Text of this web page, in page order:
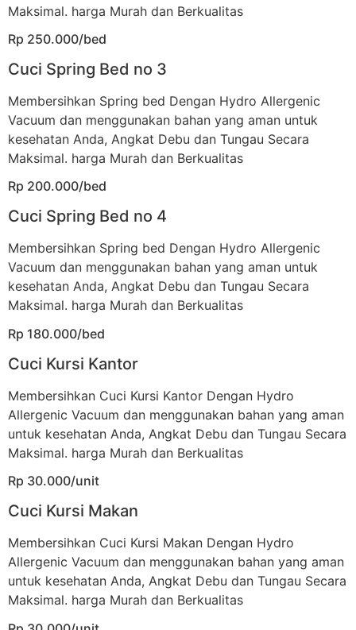
Maksimal. harga Murah dan Berkualitas
Rp 250.000/bed
Cuci Spring Bed no 3
Membersihkan Spring bed Dengan Hydro Allergenic
Vacuum dan menggunakan bahan yang aman untuk
kesehatan Anda, Angkat Debu dan Tungau Secara
Maksimal. harga Murah dan Berkualitas
Rp 200.000/bed
Cuci Spring Bed no 4
Membersihkan Spring bed Dengan Hydro Allergenic
Vacuum dan menggunakan bahan yang aman untuk
kesehatan Anda, Angkat Debu dan Tungau Secara
Maksimal. harga Murah dan Berkualitas
Rp 180.000/bed
Cuci Kursi Kantor
Membersihkan Cuci Kursi Kantor Dengan Hydro
Allergenic Vacuum dan menggunakan bahan yang aman
untuk kesehatan Anda, Angkat Debu dan Tungau Secara
Maksimal. harga Murah dan Berkualitas
Rp 30.000/unit
Cuci Kursi Makan
Membersihkan Cuci Kursi Makan Dengan Hydro
Allergenic Vacuum dan menggunakan bahan yang aman
untuk kesehatan Anda, Angkat Debu dan Tungau Secara
Maksimal. harga Murah dan Berkualitas